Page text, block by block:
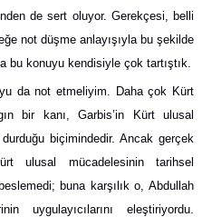
de sert oluyor. Gerekçesi, belli
not düşme anlayışıyla bu şekilde
bu konuyu kendisiyle çok tartıştık.
da not etmeliyim. Daha çok Kürt
bir kanı, Garbis’in Kürt ulusal
biçimindedir. Ancak gerçek
ulusal mücadelesinin tarihsel
buna karşılık o, Abdullah
uygulayıcılarını eleştiriyordu.